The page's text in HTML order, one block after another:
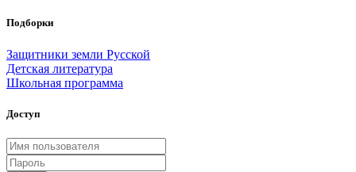
Подборки
Защитники земли Русской
Детская литература
Школьная программа
Доступ